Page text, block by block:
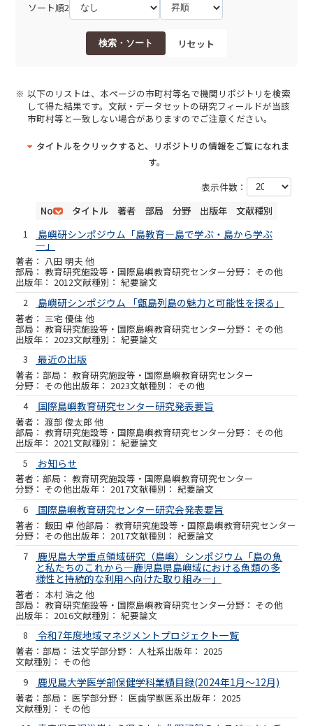
ソート順2
検索・ソート リセット
以下のリストは、本ページの市町村等名で機関リポジトリを検索
して得た結果です。文献・データセットの研究フィールドが当該
市町村等と一致しない場合がありますのでご注意ください。
タイトルをクリックすると、リポジトリの情報をご覧になれま
す。
表示件数：
No
タイトル 著者 部局 分野 出版年
文献種別
1
島嶼研シンポジウム「島教育―島で学ぶ・島から学ぶ
―」
八田 明夫 他
教育研究施設等・国際島嶼教育研究センター その他
2012
紀要論文
2
島嶼研シンポジウム 「甑島列島の魅力と可能性を探る」
三宅 優佳 他
教育研究施設等・国際島嶼教育研究センター その他
2023
紀要論文
3
最近の出版
教育研究施設等・国際島嶼教育研究センター
その他 2023
その他
4
国際島嶼教育研究センター研究発表要旨
渡部 俊太郎 他
教育研究施設等・国際島嶼教育研究センター その他
2021
紀要論文
5
お知らせ
教育研究施設等・国際島嶼教育研究センター
その他 2017
紀要論文
6
国際島嶼教育研究センター研究会発表要旨
飯田 卓 他 教育研究施設等・国際島嶼教育研究センター
その他 2017
紀要論文
7
鹿児島大学重点領域研究（島嶼）シンポジウム「島の魚
と私たちのこれから―鹿児島県島嶼域における魚類の多
様性と持続的な利用へ向けた取り組み―」
本村 浩之 他
教育研究施設等・国際島嶼教育研究センター その他
2016
紀要論文
8
令和7年度地域マネジメントプロジェクト一覧
法文学部 人社系 2025
その他
9
鹿児島大学医学部保健学科業績目録(2024年1月～12月)
医学部 医歯学獣医系 2025
その他